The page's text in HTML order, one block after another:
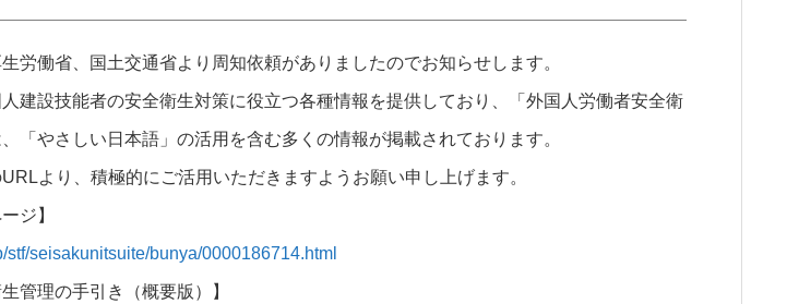
労働省、国土交通省より周知依頼がありましたのでお知らせします。
建設技能者の安全衛生対策に役立つ各種情報を提供しており、「外国人労働者安全衛
「やさしい日本語」の活用を含む多くの情報が掲載されております。
より、積極的にご活用いただきますようお願い申し上げます。
ジ】
stf/seisakunitsuite/bunya/0000186714.html
管理の手引き（概要版）】